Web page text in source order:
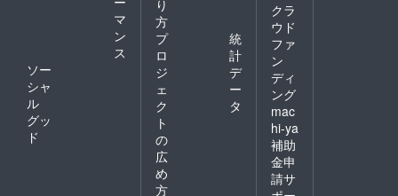
マ
ン
ス
ソー
シャ
ル
グッ
ド
り
方
プ
ロ
ジ
ェ
ク
ト
の
広
め
方
統
計
デ
ー
タ
クラ
ウド
ファ
ン
ディ
ング
mac
hi-ya
補助
金申
請サ